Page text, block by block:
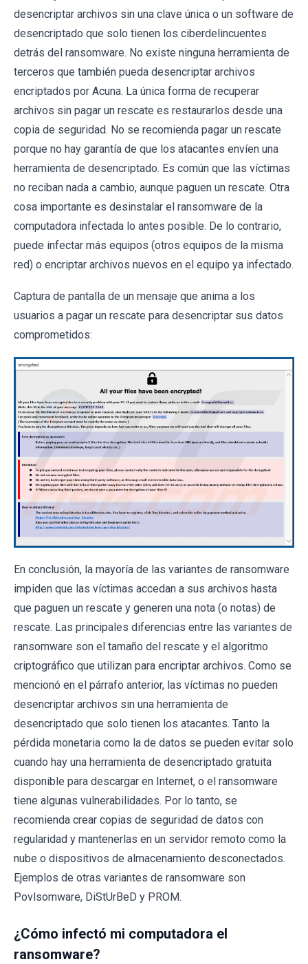
desencriptar archivos sin una clave única o un software de
desencriptado que solo tienen los ciberdelincuentes
detrás del ransomware. No existe ninguna herramienta de
terceros que también pueda desencriptar archivos
encriptados por Acuna. La única forma de recuperar
archivos sin pagar un rescate es restaurarlos desde una
copia de seguridad. No se recomienda pagar un rescate
porque no hay garantía de que los atacantes envíen una
herramienta de desencriptado. Es común que las víctimas
no reciban nada a cambio, aunque paguen un rescate. Otra
cosa importante es desinstalar el ransomware de la
computadora infectada lo antes posible. De lo contrario,
puede infectar más equipos (otros equipos de la misma
red) o encriptar archivos nuevos en el equipo ya infectado.
Captura de pantalla de un mensaje que anima a los
usuarios a pagar un rescate para desencriptar sus datos
comprometidos:
En conclusión, la mayoría de las variantes de ransomware
impiden que las víctimas accedan a sus archivos hasta
que paguen un rescate y generen una nota (o notas) de
rescate. Las principales diferencias entre las variantes de
ransomware son el tamaño del rescate y el algoritmo
criptográfico que utilizan para encriptar archivos. Como se
mencionó en el párrafo anterior, las víctimas no pueden
desencriptar archivos sin una herramienta de
desencriptado que solo tienen los atacantes. Tanto la
pérdida monetaria como la de datos se pueden evitar solo
cuando hay una herramienta de desencriptado gratuita
disponible para descargar en Internet, o el ransomware
tiene algunas vulnerabilidades. Por lo tanto, se
recomienda crear copias de seguridad de datos con
regularidad y mantenerlas en un servidor remoto como la
nube o dispositivos de almacenamiento desconectados.
Ejemplos de otras variantes de ransomware son
Povlsomware, DiStUrBeD y PROM.
¿Cómo infectó mi computadora el
ransomware?